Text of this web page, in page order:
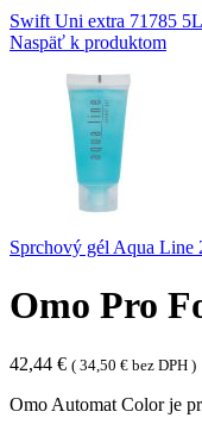
Swift Uni extra 71785
Naspäť k produktom
Sprchový gél Aqua Line
Omo Pro
42,44 € ( 34,50 € bez DPH )
Omo Automat Color je